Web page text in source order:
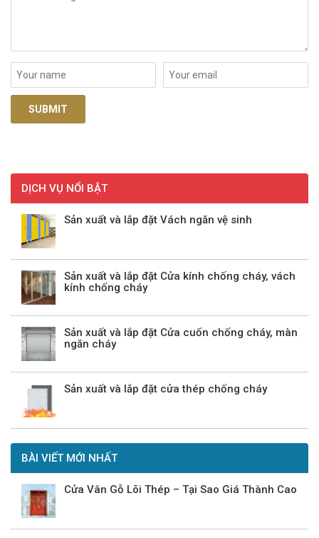
DỊCH VỤ NỔI BẬT
Sản xuất và lắp đặt Vách ngăn vệ sinh
Sản xuất và lắp đặt Cửa kính chống cháy, vách
kính chống cháy
Sản xuất và lắp đặt Cửa cuốn chống cháy, màn
ngăn cháy
Sản xuất và lắp đặt cửa thép chống cháy
BÀI VIẾT MỚI NHẤT
Cửa Vân Gỗ Lõi Thép – Tại Sao Giá Thành Cao